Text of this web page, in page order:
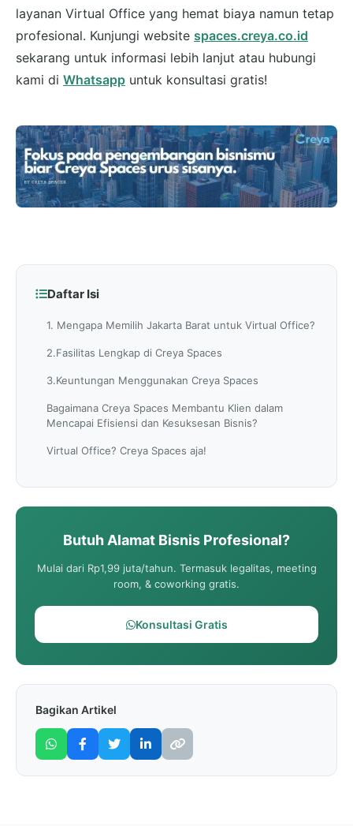
layanan Virtual Office yang hemat biaya namun tetap
profesional. Kunjungi website spaces.creya.co.id
sekarang untuk informasi lebih lanjut atau hubungi
kami di Whatsapp untuk konsultasi gratis!
Daftar Isi
1. Mengapa Memilih Jakarta Barat untuk Virtual Office?
2.Fasilitas Lengkap di Creya Spaces
3.Keuntungan Menggunakan Creya Spaces
Bagaimana Creya Spaces Membantu Klien dalam
Mencapai Efisiensi dan Kesuksesan Bisnis?
Virtual Office? Creya Spaces aja!
Butuh Alamat Bisnis Profesional?
Mulai dari Rp1,99 juta/tahun. Termasuk legalitas, meeting
room, & coworking gratis.
Konsultasi Gratis
Bagikan Artikel